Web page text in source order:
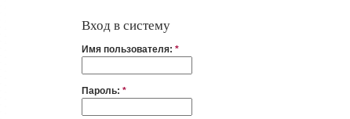
Вход в систему
Имя пользователя: *
Пароль: *